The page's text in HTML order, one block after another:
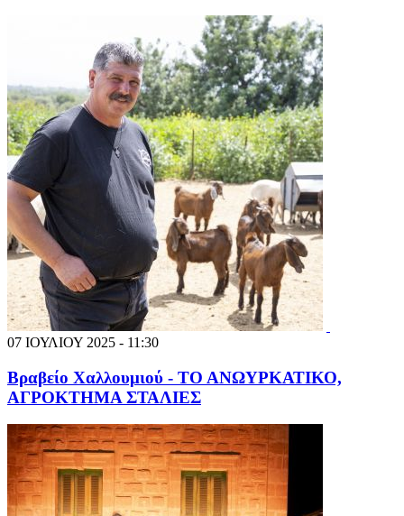
07 ΙΟΥΛΙΟΥ 2025 - 11:30
Βραβείο Χαλλουμιού - ΤΟ ΑΝΩΥΡΚΑΤΙΚΟ,
ΑΓΡΟΚΤΗΜΑ ΣΤΑΛΙΕΣ